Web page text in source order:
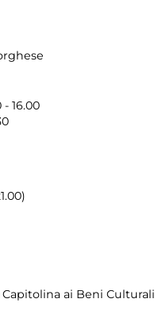
16.00
ai Beni Culturali